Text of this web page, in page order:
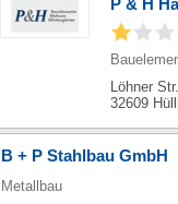
P & H
Löhner
32609
B + P Stahlbau GmbH
Metallbau